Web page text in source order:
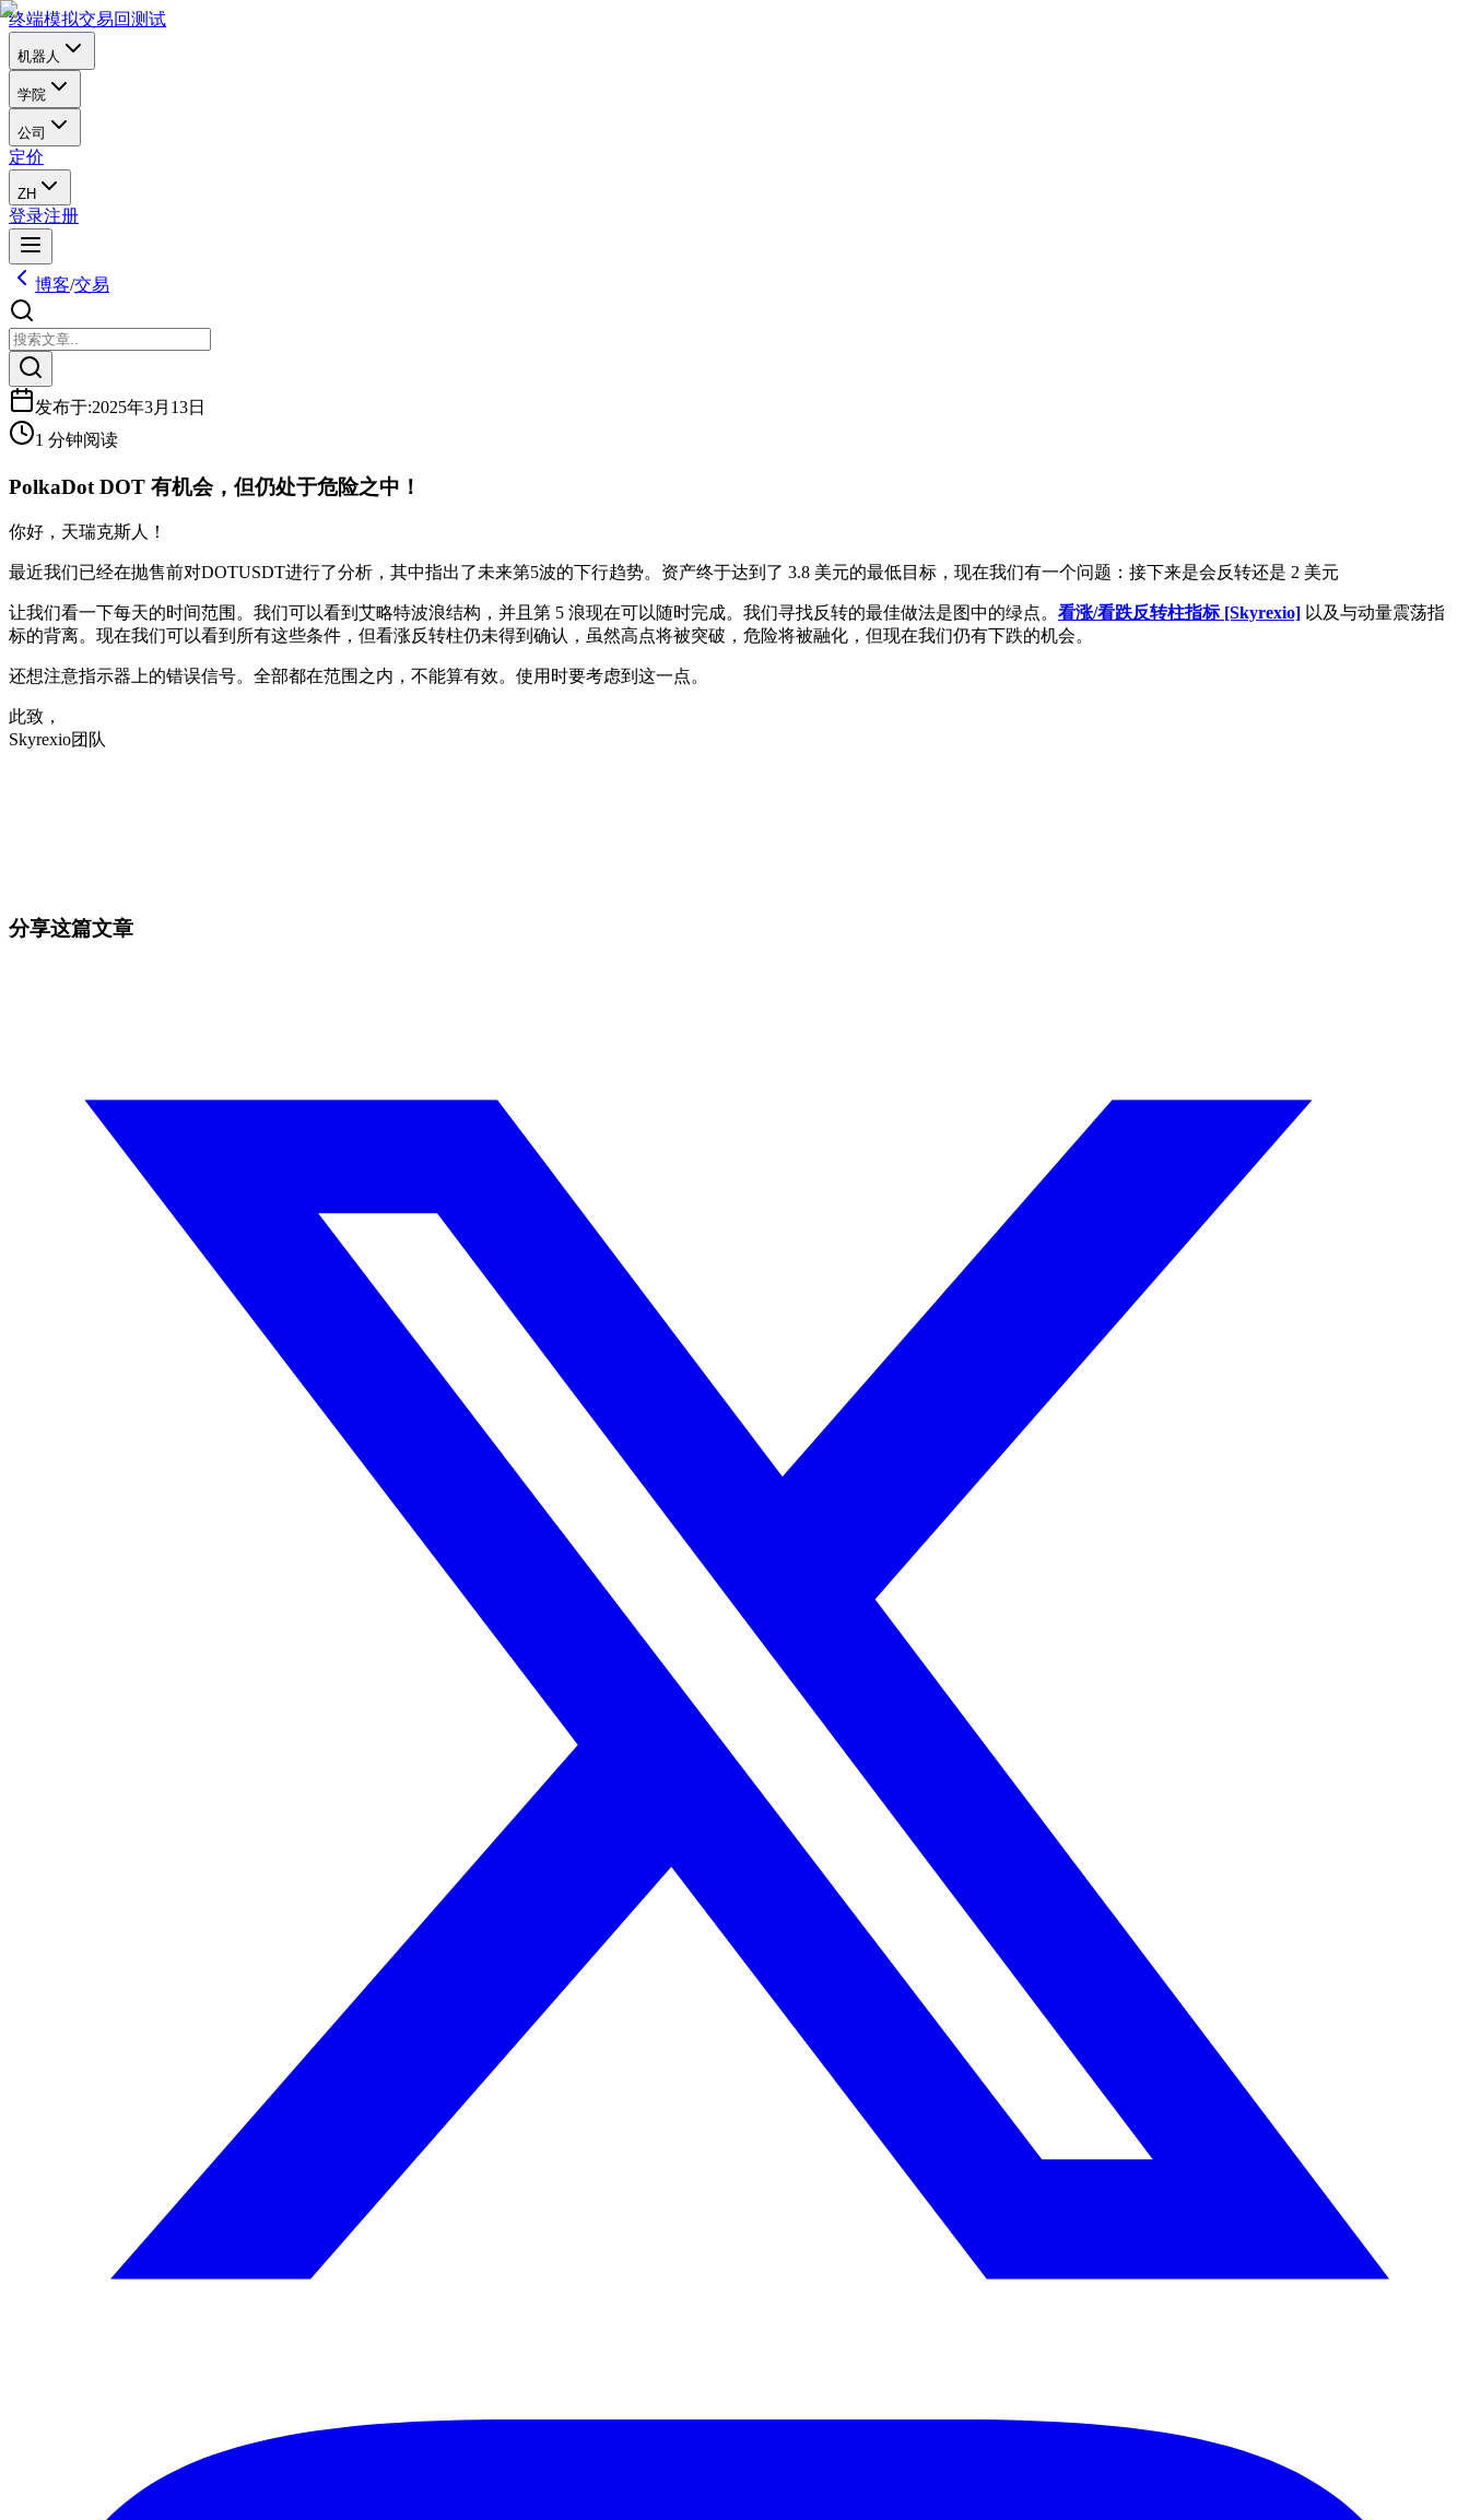
终端模拟交易回测试
机器人
学院
公司
定价
ZH
登录注册
博客/交易
发布于:2025年3月13日
1 分钟阅读
PolkaDot DOT 有机会，但仍处于危险之中！
你好，天瑞克斯人！
最近我们已经在抛售前对DOTUSDT进行了分析，其中指出了未来第5波的下行趋势。资产终于达到了 3.8 美元的最低目标，现在我们有一个问题：接下来是会反转还是 2 美元
让我们看一下每天的时间范围。我们可以看到艾略特波浪结构，并且第 5 浪现在可以随时完成。我们寻找反转的最佳做法是图中的绿点。 看涨/看跌反转柱指标 [Skyrexio] 以及与动量震荡指
标的背离。现在我们可以看到所有这些条件，但看涨反转柱仍未得到确认，虽然高点将被突破，危险将被融化，但现在我们仍有下跌的机会。
还想注意指示器上的错误信号。全部都在范围之内，不能算有效。使用时要考虑到这一点。
此致，
Skyrexio团队
分享这篇文章